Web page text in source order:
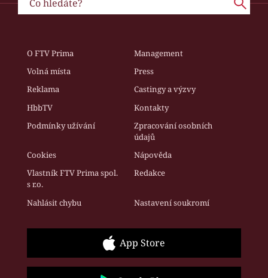
O FTV Prima
Management
Volná místa
Press
Reklama
Castingy a výzvy
HbbTV
Kontakty
Podmínky užívání
Zpracování osobních
údajů
Cookies
Nápověda
Vlastník FTV Prima spol.
s r.o.
Redakce
Nahlásit chybu Nastavení soukromí
App Store